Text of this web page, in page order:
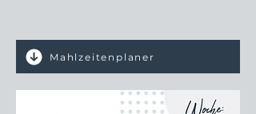
Mahlzeitenplaner